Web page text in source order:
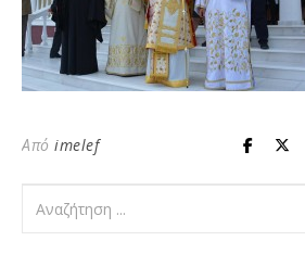
Από imelef